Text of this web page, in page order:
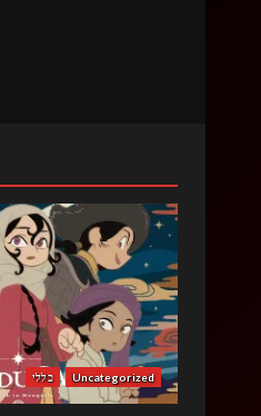
Uncategorized כללי